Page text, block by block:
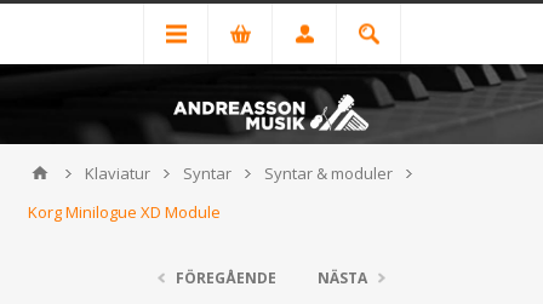
Klaviatur Syntar
Syntar & moduler
Korg Minilogue XD Module
FÖREGÅENDE NÄSTA